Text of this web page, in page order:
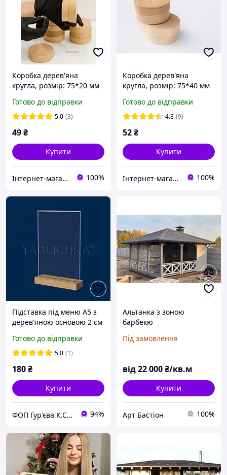
Коробка дерев'яна
кругла, розмір: 75*20 мм
шпону
Готово до відправки
5.0 (3)
49₴
Купити
Інтернет-магазин "PANNOCHKA" 100%
Коробка дерев'яна
кругла, розмір: 75*40 мм
шпону
Готово до відправки
4.8 (9)
52₴
Купити
Інтернет-магазин "PANNOCHKA" 100%
Підставка під меню А5 з
дерев'яною основою 2 см
Готово до відправки
5.0 (1)
180₴
Купити
ФОП Гур'єва К.С. - менюхолдери, пластикові підставки, таблички, бейджі, ХоРеКа 94%
Альтанка з зоною
барбекю
Під замовлення
від22 000₴/кв.м
Купити
Арт Бастіон 100%